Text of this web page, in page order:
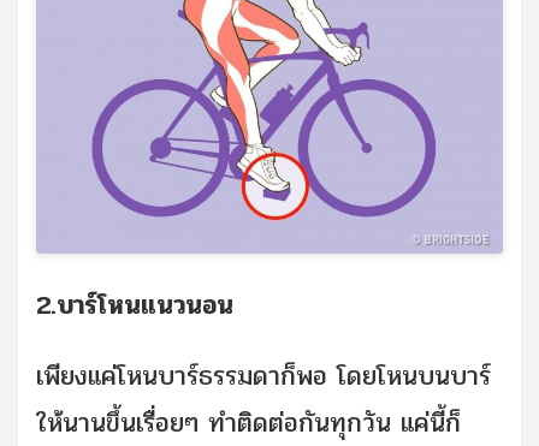
2.บาร์โหนแนวนอน
เพียงแค่โหนบาร์ธรรมดาก็พอ โดยโหนบนบาร์
ให้นานขึ้นเรื่อยๆ ทำติดต่อกันทุกวัน แค่นี้ก็